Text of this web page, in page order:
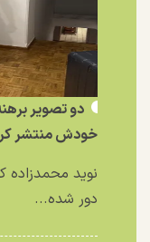
دو تصویر
خودش منتشر
نوید
دور شده...